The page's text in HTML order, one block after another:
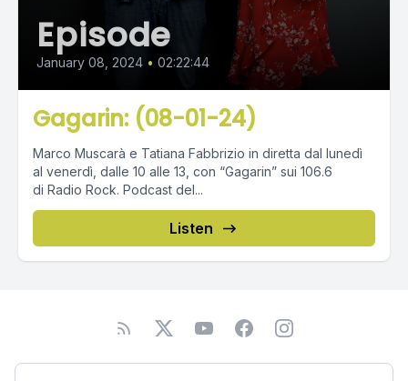
Episode
January 08, 2024 • 02:22:44
Gagarin: (08-01-24)
Marco Muscarà e Tatiana Fabbrizio in diretta dal lunedì
al venerdì, dalle 10 alle 13, con “Gagarin” sui 106.6
di Radio Rock. Podcast del...
Listen